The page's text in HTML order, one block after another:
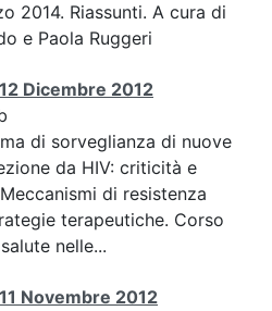
2014. Riassunti. A cura di
e Paola Ruggeri
Dicembre 2012
di sorveglianza di nuove
da HIV: criticità e
di resistenza
terapeutiche. Corso
nelle...
Novembre 2012